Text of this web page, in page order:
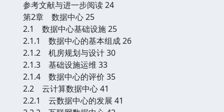
参考文献与进一步阅读 24
第2章 数据中心 25
2.1 数据中心基础设施 25
2.1.1 数据中心的基本组成 26
2.1.2 机房规划与设计 30
2.1.3 基础设施运维 33
2.1.4 数据中心的评价 35
2.2 云计算数据中心 41
2.2.1 云数据中心的发展 41